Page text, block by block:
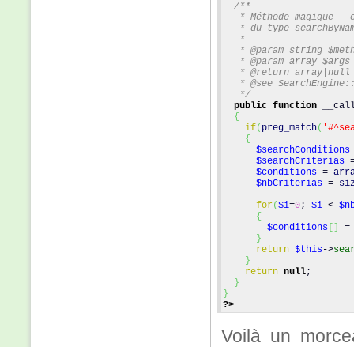
/**
* Méthode magique
* du type
   *
* @param string
* @param array
* @return
* @see
   */
public function
{
if( preg_match(
{
$searchConditions
$searchCriterias
$conditions =
$nbCriterias =
for($i=0; $i <
{
$conditions
}
return $this->
}
return null;
}
}
?>
Voilà un